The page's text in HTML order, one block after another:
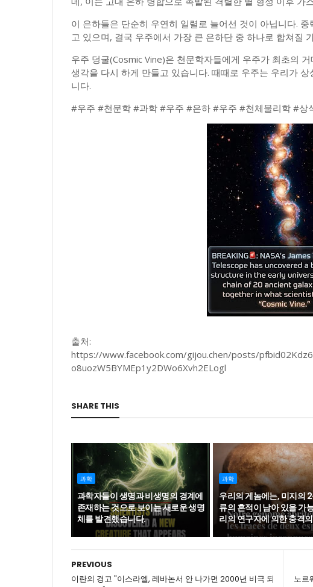
이 은하들은 단순히 우연히 일렬로 늘어선 것이 아닙니다.
고 있으며, 결국 우주에서 가장 큰 은하단 중 하나로 합쳐질
우주 덩굴(Cosmic Vine)은 천문학자들에게 우주가 최초의
생각을 다시 하게 만들고 있습니다. 때때로 우주는 우리가
니다.
#우주 #천문학 #과학 #우주 #은하 #우주 #천체물리학 #상
출처:
https://www.facebook.com/gijou.chen/posts/
o8uozW5BYMEp1y2DWo6Xvh2ELogl
SHARE THIS
과학
과학자들이 생명과 비생명의 경계에
존재하는 것으로 보이는 새로운 생명
체를 발견했습니다.
과학
우리의 게놈에는, 미지의
류의 흔적이 남아 있을 가
리의 연구자에 의한 충격
노르
PREVIOUS
이란의 경고 "이스라엘, 레바논서 안 나가면 2000년 비극 되